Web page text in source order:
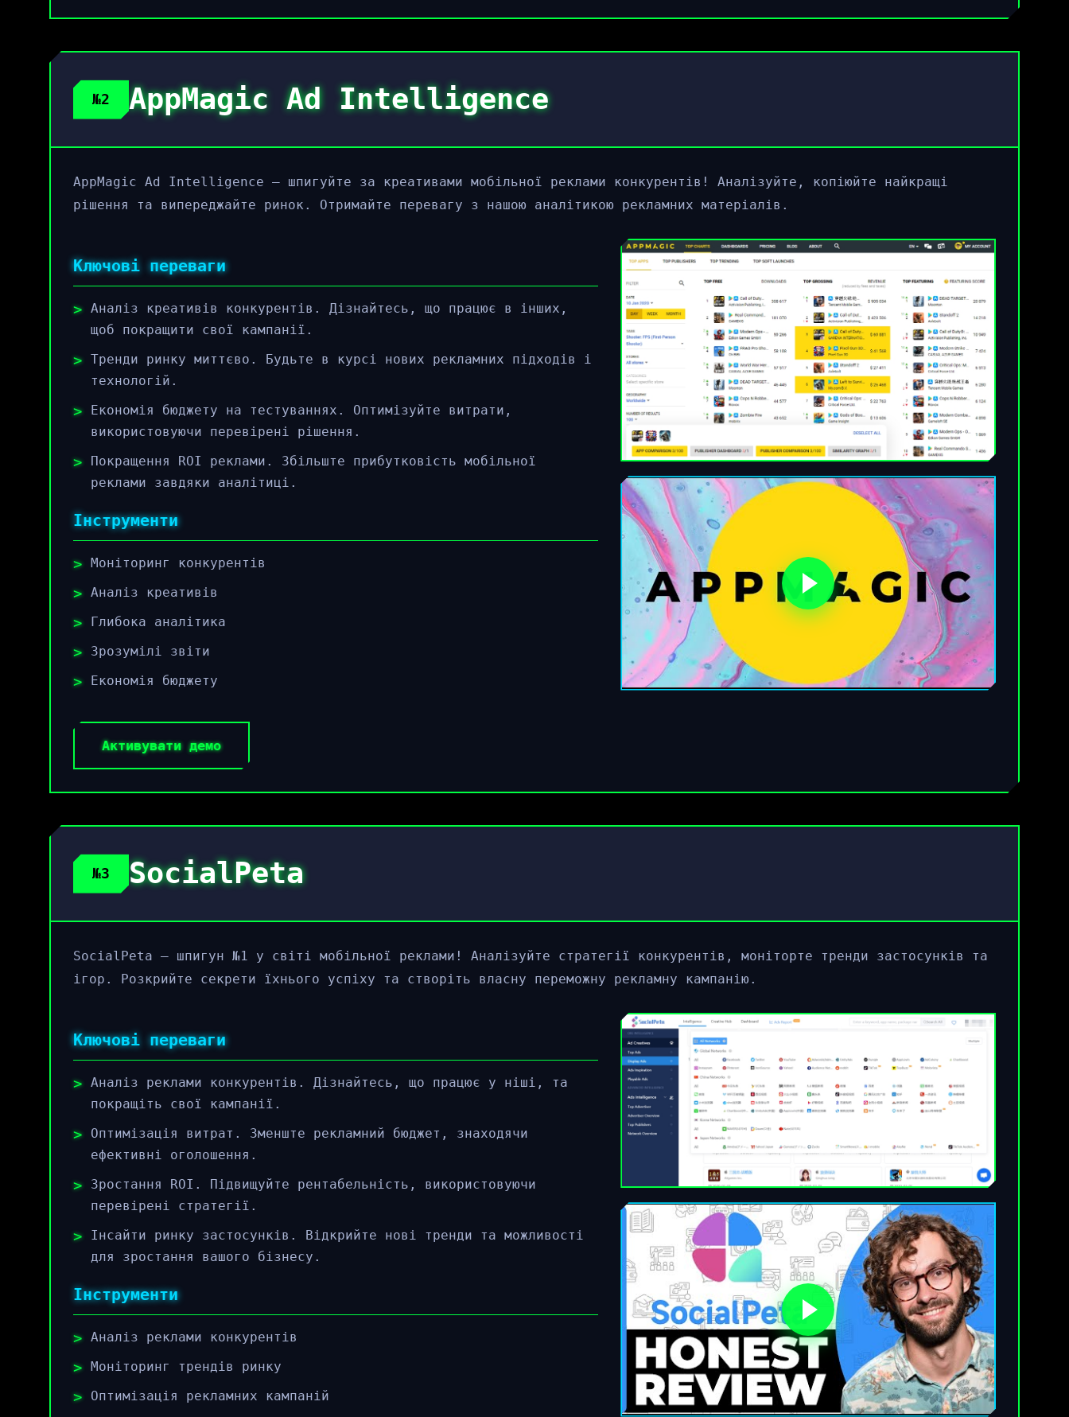
№2 AppMagic Ad Intelligence
AppMagic Ad Intelligence – шпигуйте за креативами мобільної реклами конкурентів! Аналізуйте, копіюйте найкращі
рішення та випереджайте ринок. Отримайте перевагу з нашою аналітикою рекламних матеріалів.
Ключові переваги
Аналіз креативів конкурентів. Дізнайтесь, що працює в інших,
щоб покращити свої кампанії.
Тренди ринку миттєво. Будьте в курсі нових рекламних підходів і
технологій.
Економія бюджету на тестуваннях. Оптимізуйте витрати,
використовуючи перевірені рішення.
Покращення ROI реклами. Збільште прибутковість мобільної
реклами завдяки аналітиці.
Інструменти
Моніторинг конкурентів
Аналіз креативів
Глибока аналітика
Зрозумілі звіти
Економія бюджету
Активувати демо
№3 SocialPeta
SocialPeta – шпигун №1 у світі мобільної реклами! Аналізуйте стратегії конкурентів, моніторте тренди застосунків та
ігор. Розкрийте секрети їхнього успіху та створіть власну переможну рекламну кампанію.
Ключові переваги
Аналіз реклами конкурентів. Дізнайтесь, що працює у ніші, та
покращіть свої кампанії.
Оптимізація витрат. Зменште рекламний бюджет, знаходячи
ефективні оголошення.
Зростання ROI. Підвищуйте рентабельність, використовуючи
перевірені стратегії.
Інсайти ринку застосунків. Відкрийте нові тренди та можливості
для зростання вашого бізнесу.
Інструменти
Аналіз реклами конкурентів
Моніторинг трендів ринку
Оптимізація рекламних кампаній